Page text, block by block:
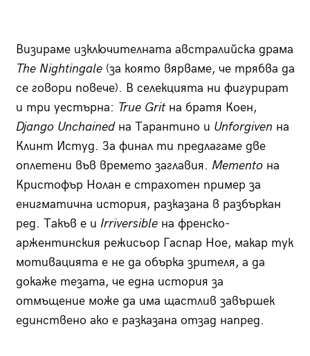
Визираме изключителната австралийска драма
The Nightingale(за която вярваме, че трябва да
се говори повече). В селекцията ни фигурират
и три уестърна: True Gritна братя Коен,
Django Unchainedна Тарантино и Unforgiven на
Клинт Истуд. За финал ти предлагаме две
оплетени във времето заглавия. Mementoна
Кристофър Нолан е страхотен пример за
енигматична история, разказана в разбъркан
ред. Такъв е и Irriversibleна френско-
аржентинския режисьор Гаспар Ное, макар тук
мотивацията е не да обърка зрителя, а да
докаже тезата, че една история за
отмъщение може да има щастлив завършек
единствено ако е разказана отзад напред.